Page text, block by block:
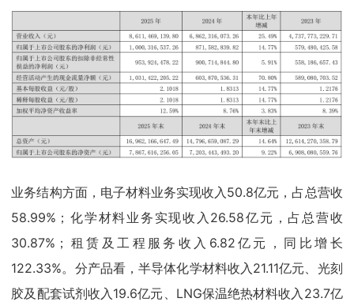
业务结构方面，电子材料业务实现收入50.8亿元，占总营收
58.99%；化学材料业务实现收入26.58亿元，占总营收
30.87%；租赁及工程服务收入6.82亿元，同比增长
122.33%。分产品看，半导体化学材料收入21.11亿元、光刻
胶及配套试剂收入19.6亿元、LNG保温绝热材料收入23.7亿